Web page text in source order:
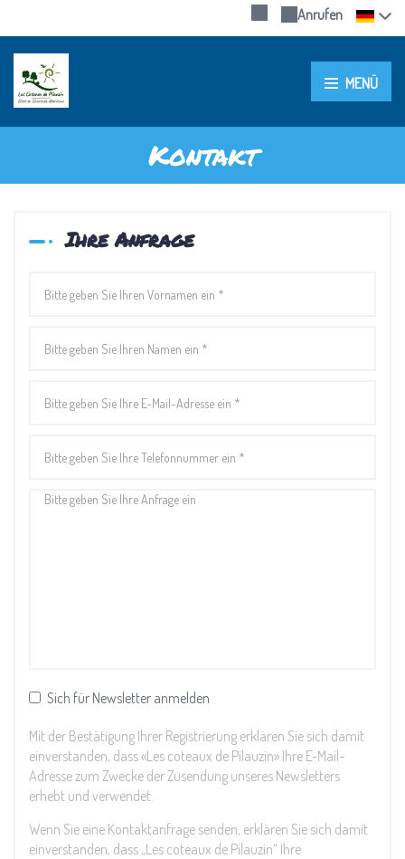
Anrufen
MENÜ
Kontakt
Ihre Anfrage
Sich für Newsletter anmelden
Mit der Bestätigung Ihrer Registrierung erklären Sie sich damit
einverstanden, dass «Les coteaux de Pilauzin» Ihre E-Mail-
Adresse zum Zwecke der Zusendung unseres Newsletters
erhebt und verwendet.
Wenn Sie eine Kontaktanfrage senden, erklären Sie sich damit
einverstanden, dass „Les coteaux de Pilauzin“ Ihre